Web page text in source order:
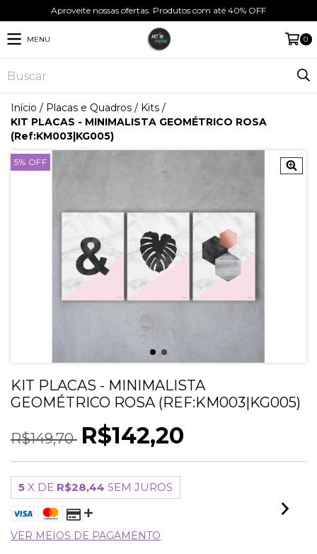
Aproveite nossas ofertas. Produtos com até 40% OFF
MENU 0
Início / Placas e Quadros / Kits /
KIT PLACAS - MINIMALISTA GEOMÉTRICO ROSA
(Ref:KM003|KG005)
5% OFF
KIT PLACAS - MINIMALISTA
GEOMÉTRICO ROSA (REF:KM003|KG005)
R$149,70 R$142,20
5 X DE R$28,44 SEM JUROS
VER MEIOS DE PAGAMENTO